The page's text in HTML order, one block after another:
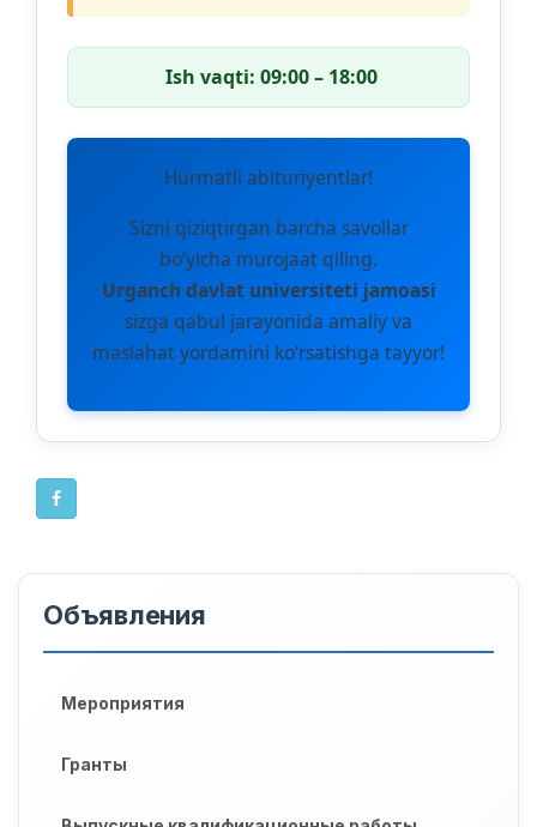
Ish vaqti: 09:00 – 18:00
Hurmatli abituriyentlar!
Sizni qiziqtirgan barcha savollar
bo‘yicha murojaat qiling.
Urganch davlat universiteti jamoasi
sizga qabul jarayonida amaliy va
maslahat yordamini ko‘rsatishga tayyor!
Объявления
Мероприятия
Гранты